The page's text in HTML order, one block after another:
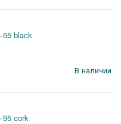
55 black
В наличии
95 cork